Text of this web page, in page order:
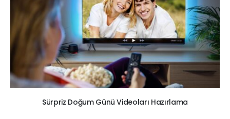
Sürpriz Doğum Günü Videoları Hazırlama